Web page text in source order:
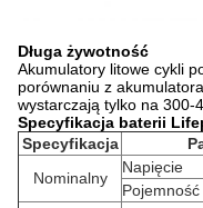
Długa żywotność
Akumulatory litowe cykli
porównaniu z
wystarczają tylko na 300-
Specyfikacja baterii
Specyfikacja
Nominalny
Napięcie
Pojemność